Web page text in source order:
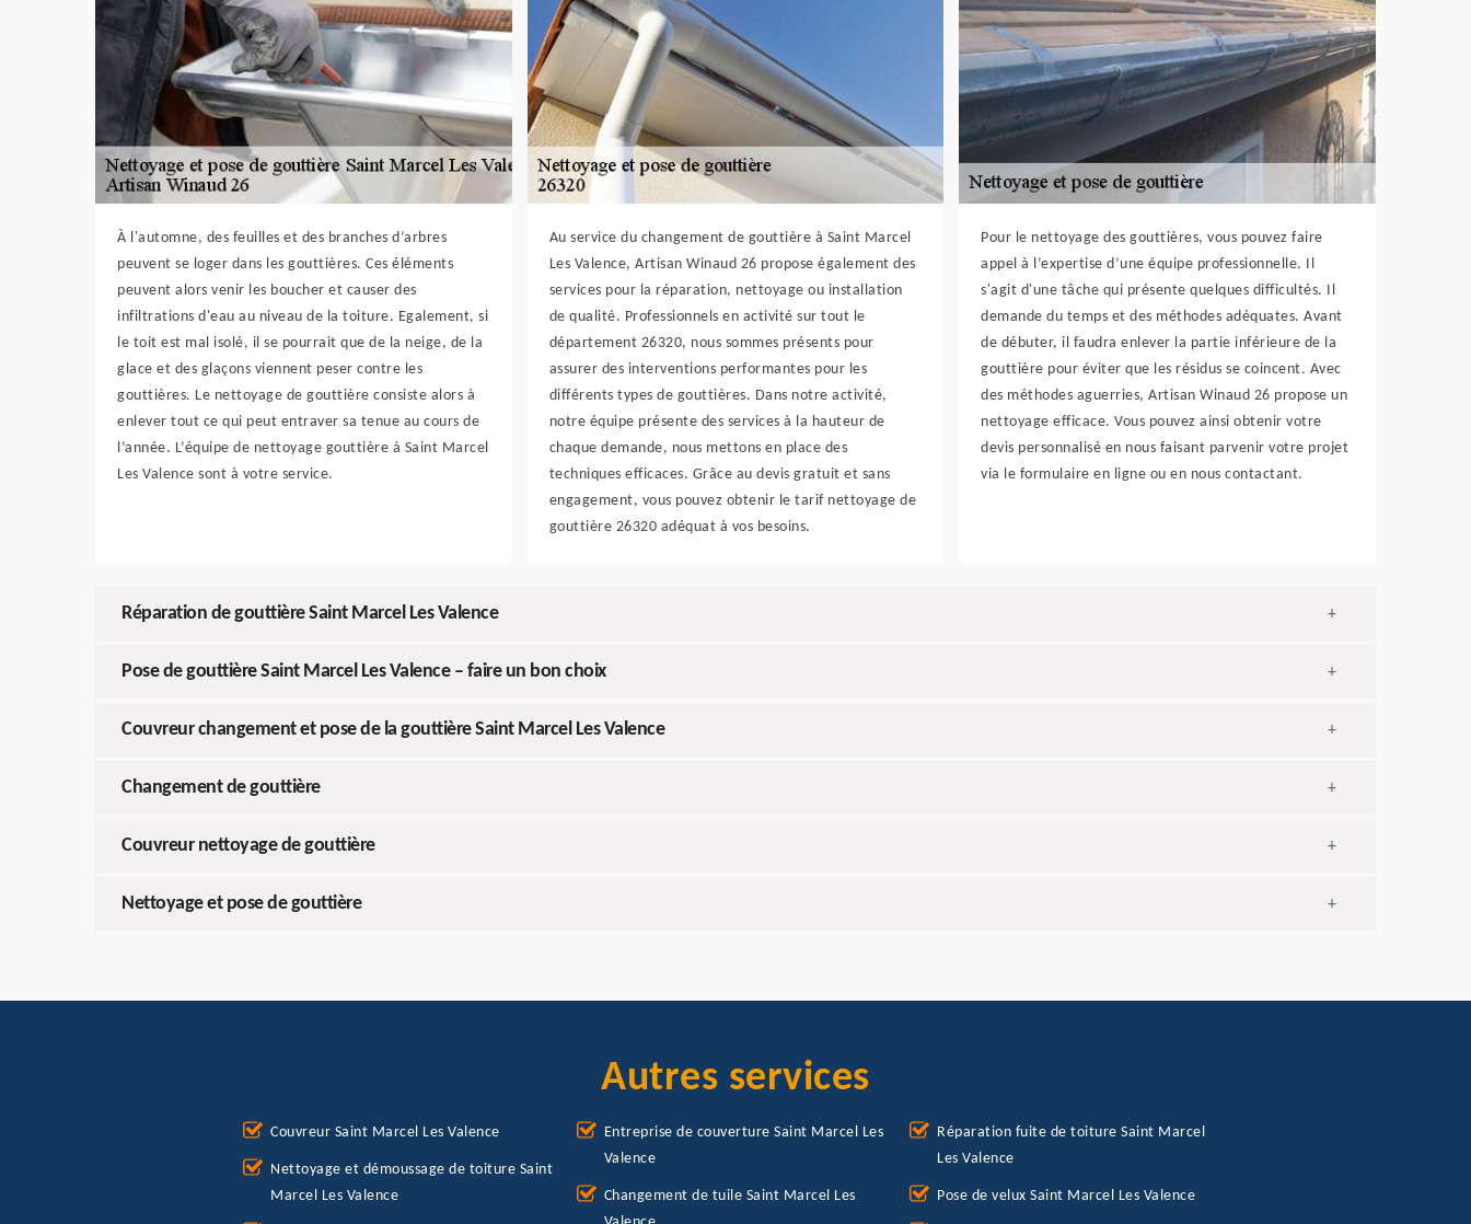
À l'automne, des feuilles et des branches d’arbres
peuvent se loger dans les gouttières. Ces éléments
peuvent alors venir les boucher et causer des
infiltrations d'eau au niveau de la toiture. Egalement, si
le toit est mal isolé, il se pourrait que de la neige, de la
glace et des glaçons viennent peser contre les
gouttières. Le nettoyage de gouttière consiste alors à
enlever tout ce qui peut entraver sa tenue au cours de
l’année. L’équipe de nettoyage gouttière à Saint Marcel
Les Valence sont à votre service.
Au service du changement de gouttière à Saint Marcel
Les Valence, Artisan Winaud 26 propose également des
services pour la réparation, nettoyage ou installation
de qualité. Professionnels en activité sur tout le
département 26320, nous sommes présents pour
assurer des interventions performantes pour les
différents types de gouttières. Dans notre activité,
notre équipe présente des services à la hauteur de
chaque demande, nous mettons en place des
techniques efficaces. Grâce au devis gratuit et sans
engagement, vous pouvez obtenir le tarif nettoyage de
gouttière 26320 adéquat à vos besoins.
Pour le nettoyage des gouttières, vous pouvez faire
appel à l’expertise d’une équipe professionnelle. Il
s'agit d'une tâche qui présente quelques difficultés. Il
demande du temps et des méthodes adéquates. Avant
de débuter, il faudra enlever la partie inférieure de la
gouttière pour éviter que les résidus se coincent. Avec
des méthodes aguerries, Artisan Winaud 26 propose un
nettoyage efficace. Vous pouvez ainsi obtenir votre
devis personnalisé en nous faisant parvenir votre projet
via le formulaire en ligne ou en nous contactant.
Réparation de gouttière Saint Marcel Les Valence +
Pose de gouttière Saint Marcel Les Valence – faire un bon choix +
Couvreur changement et pose de la gouttière Saint Marcel Les Valence +
Changement de gouttière +
Couvreur nettoyage de gouttière +
Nettoyage et pose de gouttière +
Autres services
Couvreur Saint Marcel Les Valence
Nettoyage et démoussage de toiture Saint
Marcel Les Valence
Entreprise de couverture Saint Marcel Les
Valence
Changement de tuile Saint Marcel Les
Réparation fuite de toiture Saint Marcel
Les Valence
Pose de velux Saint Marcel Les Valence